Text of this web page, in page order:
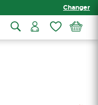
Changer